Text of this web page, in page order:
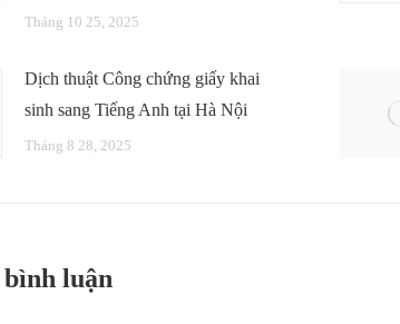
Tháng 10 25, 2025
Dịch thuật Công chứng giấy khai
sinh sang Tiếng Anh tại Hà Nội
Tháng 8 28, 2025
luận